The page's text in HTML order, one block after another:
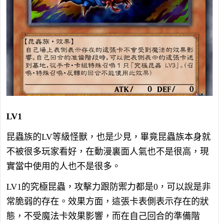
LV1
昆蟲族的LV等級怪獸，也是少見，畢竟昆蟲族本身就
不被很多玩家看好，在動漫裏面人氣也不是很高，現
實當中使用的人也不是很多。
LV1的究極昆蟲，攻擊力跟防禦力都是0，可以說是非
常脆弱的存在。效果方面，這張卡表側表示存在的狀
態，不受魔法卡效果影響，而在自己回合的準備階